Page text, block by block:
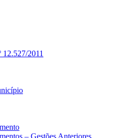
12.527/2011
– Gestões Anteriores